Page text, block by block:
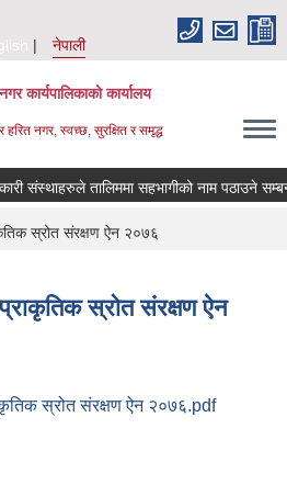
नेपाली
कार्यपालिकाको कार्यालय
हरित नगर, स्वच्छ, सुरक्षित र समृद्ध
संस्थाहरुले तालिममा सहभागीको नाम पठाउने
स्रोत संरक्षण ऐन २०७६
स्रोत संरक्षण ऐन
स्रोत संरक्षण ऐन २०७६.pdf